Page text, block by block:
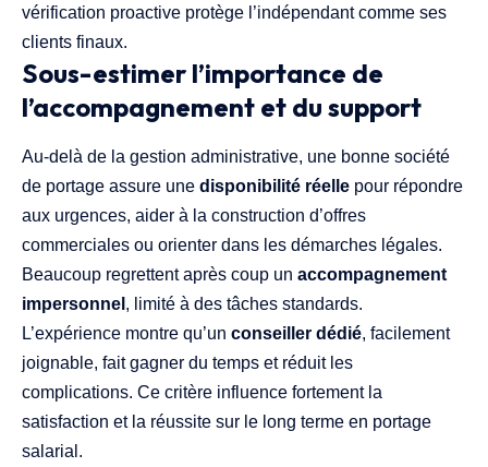
vérification proactive protège l’indépendant comme ses
clients finaux.
Sous-estimer l’importance de
l’accompagnement et du support
Au-delà de la gestion administrative, une bonne société
de portage assure une disponibilité réelle pour répondre
aux urgences, aider à la construction d’offres
commerciales ou orienter dans les démarches légales.
Beaucoup regrettent après coup un accompagnement
impersonnel , limité à des tâches standards.
L’expérience montre qu’un conseiller dédié, facilement
joignable, fait gagner du temps et réduit les
complications. Ce critère influence fortement la
satisfaction et la réussite sur le long terme en portage
salarial.